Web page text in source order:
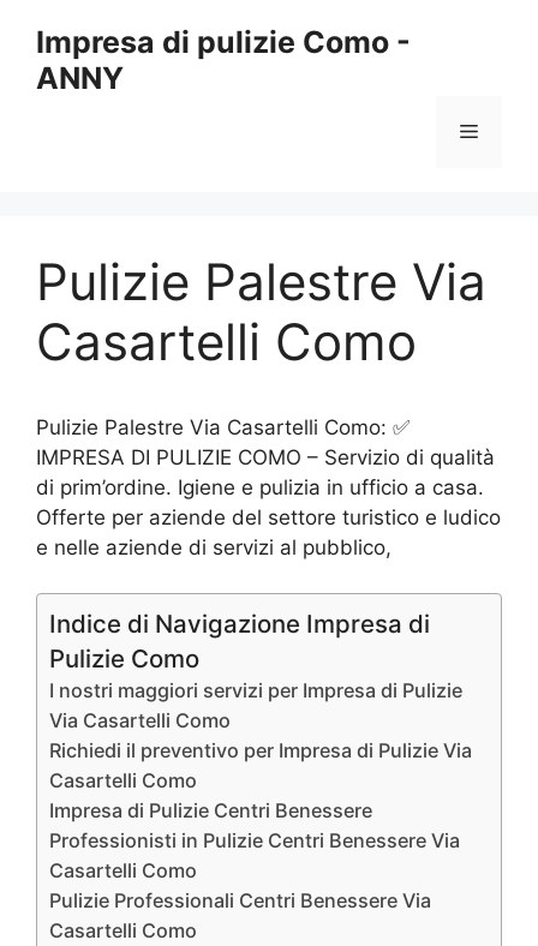
contenuto
Impresa di pulizie Como -
ANNY
Menu
Pulizie Palestre Via
Casartelli Como
Pulizie Palestre Via Casartelli Como: ✅
IMPRESA DI PULIZIE COMO – Servizio di qualità
di prim’ordine. Igiene e pulizia in ufficio a casa.
Offerte per aziende del settore turistico e ludico
e nelle aziende di servizi al pubblico,
Indice di Navigazione Impresa di
Pulizie Como
I nostri maggiori servizi per Impresa di Pulizie
Via Casartelli Como
Richiedi il preventivo per Impresa di Pulizie Via
Casartelli Como
Impresa di Pulizie Centri Benessere
Professionisti in Pulizie Centri Benessere Via
Casartelli Como
Pulizie Professionali Centri Benessere Via
Casartelli Como